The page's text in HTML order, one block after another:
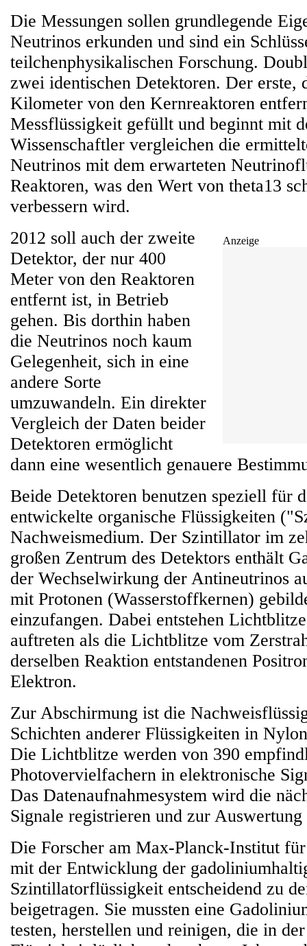
Die Messungen sollen grundlegende
Neutrinos erkunden und sind ein
teilchenphysikalischen Forschung.
zwei identischen Detektoren. Der erste,
Kilometer von den Kernreaktoren
Messflüssigkeit gefüllt und beginnt mit
Wissenschaftler vergleichen die
Neutrinos mit dem erwarteten
Reaktoren, was den Wert von theta13
verbessern wird.
Anzeige
2012 soll auch der zweite
Detektor, der nur 400
Meter von den Reaktoren
entfernt ist, in Betrieb
gehen. Bis dorthin haben
die Neutrinos noch kaum
Gelegenheit, sich in eine
andere Sorte
umzuwandeln. Ein direkter
Vergleich der Daten beider
Detektoren ermöglicht
dann eine wesentlich genauere
Beide Detektoren benutzen speziell für
entwickelte organische Flüssigkeiten
Nachweismedium. Der Szintillator im
großen Zentrum des Detektors enthält
der Wechselwirkung der Antineutrinos
mit Protonen (Wasserstoffkernen)
einzufangen. Dabei entstehen
auftreten als die Lichtblitze vom
derselben Reaktion entstandenen
Elektron.
Zur Abschirmung ist die
Schichten anderer Flüssigkeiten in
Die Lichtblitze werden von 390
Photovervielfachern in elektronische
Das Datenaufnahmesystem wird die
Signale registrieren und zur
Die Forscher am Max-Planck-Institut
mit der Entwicklung der
Szintillatorflüssigkeit entscheidend zu
beigetragen. Sie mussten eine
testen, herstellen und reinigen, die in